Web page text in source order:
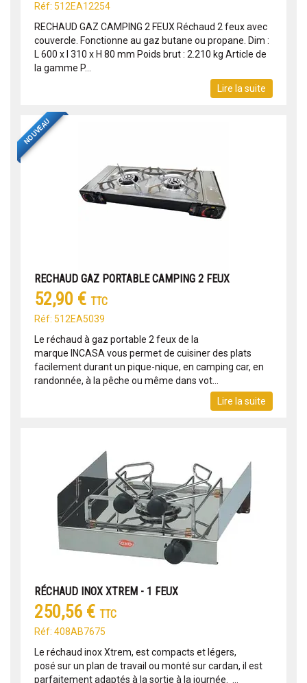
Réf: 512EA12254
RECHAUD GAZ CAMPING 2 FEUX Réchaud 2 feux avec
couvercle. Fonctionne au gaz butane ou propane. Dim :
L 600 x l 310 x H 80 mm Poids brut : 2.210 kg Article de
la gamme P...
Lire la suite
NOUVEAU
RECHAUD GAZ PORTABLE CAMPING 2 FEUX
52,90 € TTC
Réf: 512EA5039
Le réchaud à gaz portable 2 feux de la
marque INCASA vous permet de cuisiner des plats
facilement durant un pique-nique, en camping car, en
randonnée, à la pêche ou même dans vot...
Lire la suite
RÉCHAUD INOX XTREM - 1 FEUX
250,56 € TTC
Réf: 408AB7675
Le réchaud inox Xtrem, est compacts et légers,
posé sur un plan de travail ou monté sur cardan, il est
parfaitement adaptés à la sortie à la journée. ...